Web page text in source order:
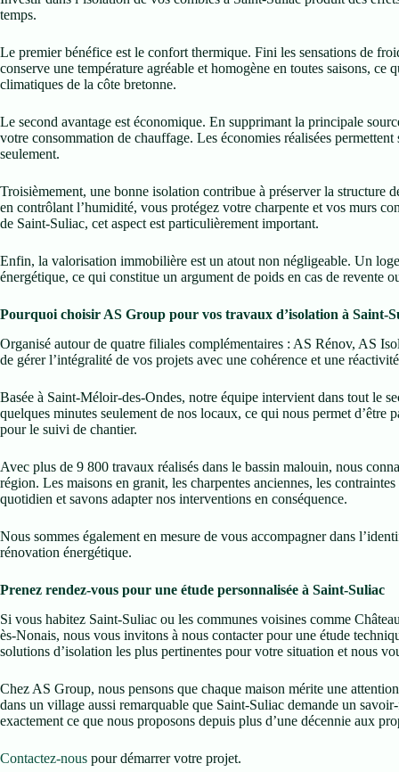
temps.
Le premier bénéfice est le confort thermique. Fini les sensations de
conserve une température agréable et homogène en toutes saisons,
climatiques de la côte bretonne.
Le second avantage est économique. En supprimant la principale
votre consommation de chauffage. Les économies réalisées
seulement.
Troisièmement, une bonne isolation contribue à préserver la structure
en contrôlant l’humidité, vous protégez votre charpente et vos murs
de Saint-Suliac, cet aspect est particulièrement important.
Enfin, la valorisation immobilière est un atout non négligeable. Un
énergétique, ce qui constitue un argument de poids en cas de revente
Pourquoi choisir AS Group pour vos travaux d’isolation à Saint-
Organisé autour de quatre filiales complémentaires : AS Rénov, AS
de gérer l’intégralité de vos projets avec une cohérence et une
Basée à Saint-Méloir-des-Ondes, notre équipe intervient dans tout le
quelques minutes seulement de nos locaux, ce qui nous permet d’être
pour le suivi de chantier.
Avec plus de 9 800 travaux réalisés dans le bassin malouin, nous
région. Les maisons en granit, les charpentes anciennes, les
quotidien et savons adapter nos interventions en conséquence.
Nous sommes également en mesure de vous accompagner dans
rénovation énergétique.
Prenez rendez-vous pour une étude personnalisée à Saint-Suliac
Si vous habitez Saint-Suliac ou les communes voisines comme
ès-Nonais, nous vous invitons à nous contacter pour une étude
solutions d’isolation les plus pertinentes pour votre situation et nous
Chez AS Group, nous pensons que chaque maison mérite une
dans un village aussi remarquable que Saint-Suliac demande un
exactement ce que nous proposons depuis plus d’une décennie aux
Contactez-nous pour démarrer votre projet.